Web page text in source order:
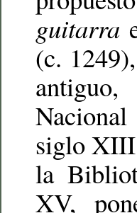
guitarra
(c.
siglo
la
XV,